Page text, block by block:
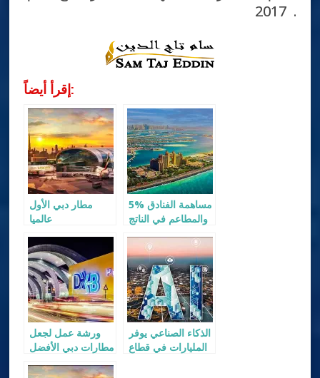
2017 .
إقرأ أيضاً:
مطار دبي الأول
عالميا
5% مساهمة الفنادق
والمطاعم في الناتج
ورشة عمل لجعل
مطارات دبي الأفضل
الذكاء الصناعي يوفر
المليارات في قطاع